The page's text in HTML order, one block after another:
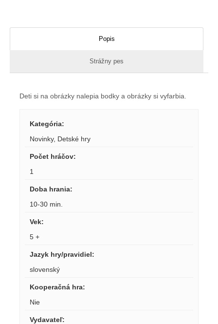
Popis
Strážny pes
Deti si na obrázky nalepia bodky a obrázky si vyfarbia.
Kategória:
Novinky, Detské hry
Počet hráčov:
1
Doba hrania:
10-30 min.
Vek:
5 +
Jazyk hry/pravidiel:
slovenský
Kooperačná hra:
Nie
Vydavateľ: